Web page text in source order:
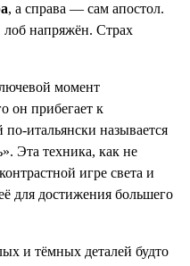
, а справа — сам апостол.
лоб напряжён. Страх
момент
он прибегает к
итальянски называется
Эта техника, как не
игре света и
для достижения большего
и тёмных деталей будто